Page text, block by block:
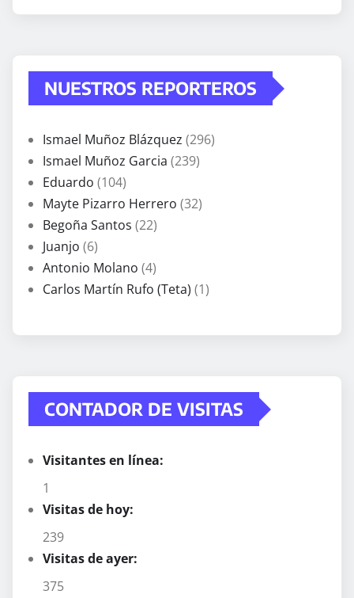
NUESTROS REPORTEROS
Ismael Muñoz Blázquez (296)
Ismael Muñoz Garcia (239)
Eduardo (104)
Mayte Pizarro Herrero (32)
Begoña Santos (22)
Juanjo (6)
Antonio Molano (4)
Carlos Martín Rufo (Teta) (1)
CONTADOR DE VISITAS
Visitantes en línea:
1
Visitas de hoy:
239
Visitas de ayer:
375